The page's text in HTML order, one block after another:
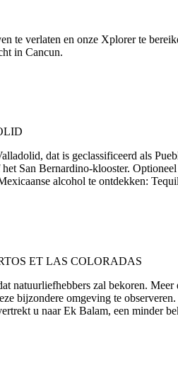
verlaten en onze Xplorer te
in Cancun.
dat is geclassificeerd als
San Bernardino-klooster.
alcohol te ontdekken:
natuurliefhebbers zal bekoren.
bijzondere omgeving te
u naar Ek Balam, een minder